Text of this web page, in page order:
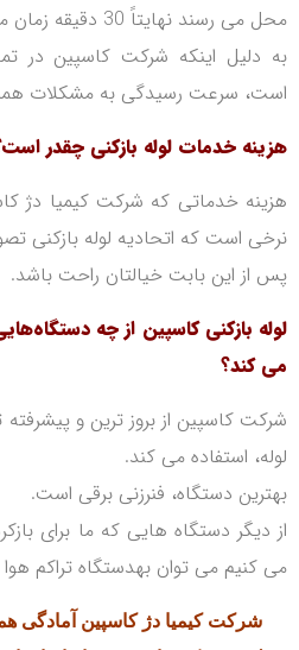
محل می رسند نهایتاً 30 دقیقه زمان می برد.
به دلیل اینکه شرکت کاسپین در
است، سرعت رسیدگی به مشکلات
هزینه خدمات لوله بازکنی چقدر
هزینه خدماتی که شرکت کیمیا دژ
نرخی است که اتحادیه لوله بازکنی
پس از این بابت خیالتان راحت با‌شد.
لوله بازکنی کاسپین از چه
می کند؟
شرکت کاسپین از بروز ترین و پیشرفته
لوله، استفاده می کند.
بهترین دستگاه، فنرزنی برقی است.
از دیگر دستگاه هایی که ما برای
می کنیم می توان بهدستگاه تراکم
شرکت کیمیا دژ کاسپین آمادگی